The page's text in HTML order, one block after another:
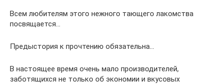
Всем любителям этого нежного тающего лакомства
посвящается…
Предыстория к прочтению обязательна…
В настоящее время очень мало производителей,
заботящихся не только об экономии и вкусовых